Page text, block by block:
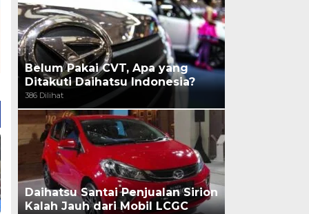
Belum Pakai CVT, Apa yang
Ditakuti Daihatsu Indonesia?
386 Dilihat
Daihatsu Santai Penjualan Sirion
Kalah Jauh dari Mobil LCGC